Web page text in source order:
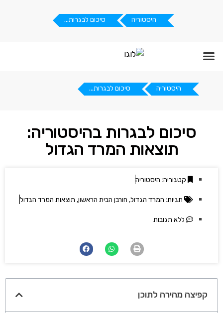
היסטוריה סיכום לבגרות...
היסטוריה סיכום לבגרות...
סיכום לבגרות בהיסטוריה:
תוצאות המרד הגדול
קטגוריה: היסטוריה
תגיות: המרד הגדול, חורבן הבית הראשון, תוצאות המרד הגדול
ללא תגובות
קפיצה מהירה לתוכן